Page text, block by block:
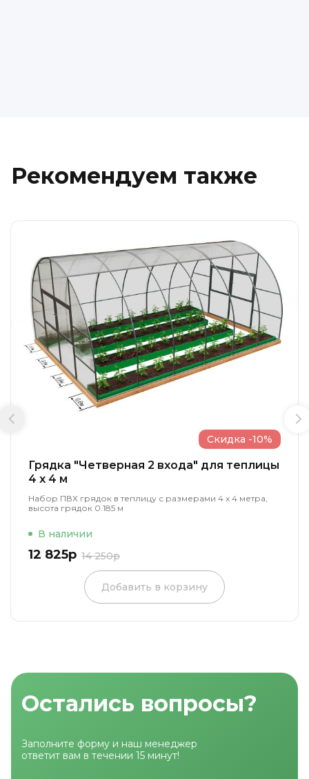
Рекомендуем также
Грядка "Четверная 2 входа" для теплицы
4 x 4 м
Набор ПВХ грядок в теплицу с размерами 4 х 4 метра,
высота грядок 0.185 м
В наличии
12 825р 14 250р
Скидка -10%
Добавить в корзину
Остались вопросы?
Заполните форму и наш менеджер
ответит вам в течении 15 минут!